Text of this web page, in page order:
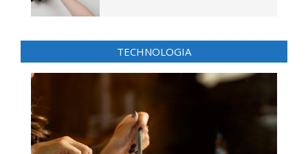
TECHNOLOGIA